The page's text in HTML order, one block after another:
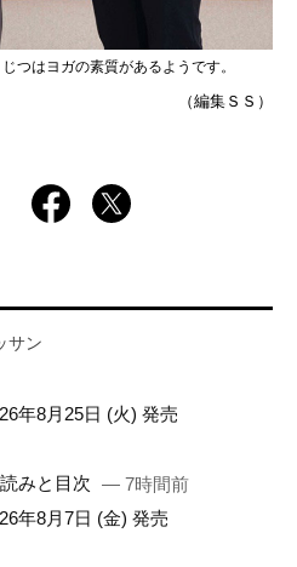
つはヨガの素質があるようです。
（編集ＳＳ）
サン
年8月25日 (火) 発売
みと目次 — 7時間前
年8月7日 (金) 発売